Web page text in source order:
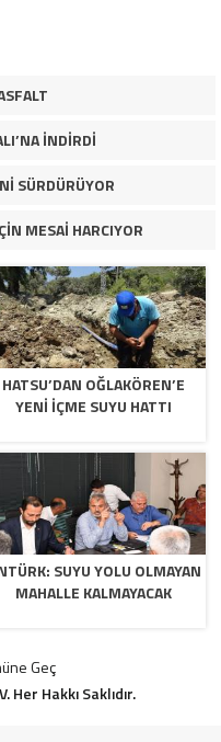
İNDİRDİ
SÜRDÜRÜYOR
MESAİ HARCIYOR
HATSU’DAN OĞLAKÖREN’E
YENİ İÇME SUYU HATTI
SUYU YOLU OLMAYAN
MAHALLE KALMAYACAK
Geç
Hakkı Saklıdır.